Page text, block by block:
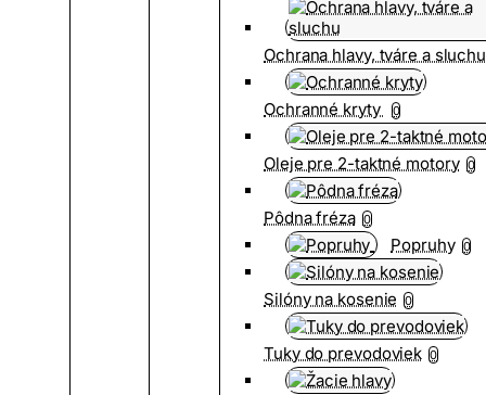
Ochrana hlavy, tváre a sluchu
Ochranné kryty 0
Oleje pre 2-taktné motory 0
Pôdna fréza 0
Popruhy 0
Silóny na kosenie 0
Tuky do prevodoviek 0